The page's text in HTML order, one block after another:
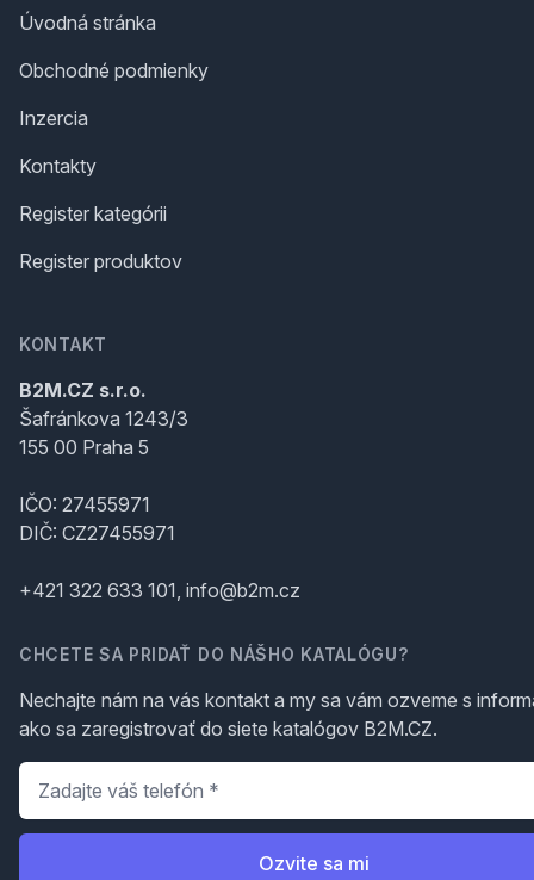
Úvodná stránka
Obchodné podmienky
Inzercia
Kontakty
Register kategórii
Register produktov
KONTAKT
B2M.CZ s.r.o.
Šafránkova 1243/3
155 00 Praha 5
IČO: 27455971
DIČ: CZ27455971
+421 322 633 101, info@b2m.cz
CHCETE SA PRIDAŤ DO NÁŠHO KATALÓGU?
Nechajte nám na vás kontakt a my sa vám ozveme s
ako sa zaregistrovať do siete katalógov B2M.CZ.
Telefón
Ozvite sa mi